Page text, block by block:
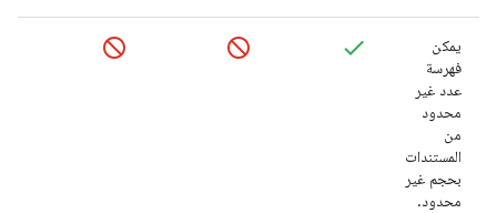
يمكن
فهرسة
عدد غير
محدود
من
المستندات
بحجم غير
محدود.